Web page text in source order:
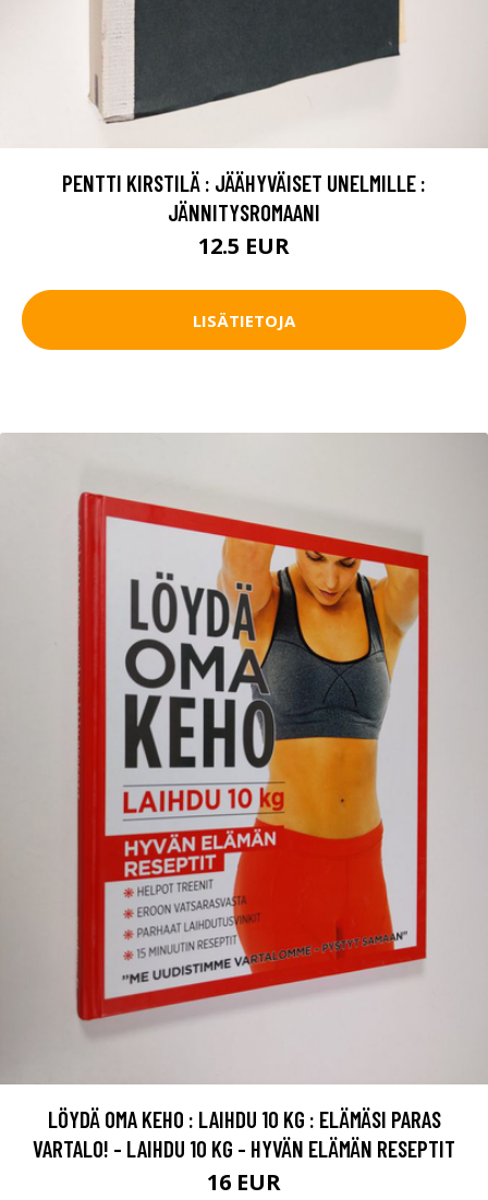
PENTTI KIRSTILÄ : JÄÄHYVÄISET UNELMILLE :
JÄNNITYSROMAANI
12.5 EUR
LISÄTIETOJA
LÖYDÄ OMA KEHO : LAIHDU 10 KG : ELÄMÄSI PARAS
VARTALO! - LAIHDU 10 KG - HYVÄN ELÄMÄN RESEPTIT
16 EUR